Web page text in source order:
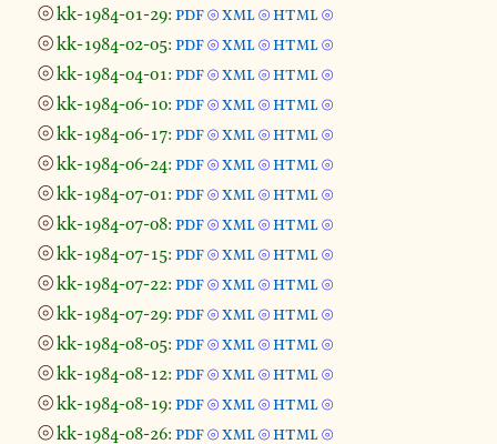
⦾kk-1984-01-29: pdf ⦾ xml ⦾ html ⦾
⦾kk-1984-02-05: pdf ⦾ xml ⦾ html ⦾
⦾kk-1984-04-01: pdf ⦾ xml ⦾ html ⦾
⦾kk-1984-06-10: pdf ⦾ xml ⦾ html ⦾
⦾kk-1984-06-17: pdf ⦾ xml ⦾ html ⦾
⦾kk-1984-06-24: pdf ⦾ xml ⦾ html ⦾
⦾kk-1984-07-01: pdf ⦾ xml ⦾ html ⦾
⦾kk-1984-07-08: pdf ⦾ xml ⦾ html ⦾
⦾kk-1984-07-15: pdf ⦾ xml ⦾ html ⦾
⦾kk-1984-07-22: pdf ⦾ xml ⦾ html ⦾
⦾kk-1984-07-29: pdf ⦾ xml ⦾ html ⦾
⦾kk-1984-08-05: pdf ⦾ xml ⦾ html ⦾
⦾kk-1984-08-12: pdf ⦾ xml ⦾ html ⦾
⦾kk-1984-08-19: pdf ⦾ xml ⦾ html ⦾
⦾kk-1984-08-26: pdf ⦾ xml ⦾ html ⦾